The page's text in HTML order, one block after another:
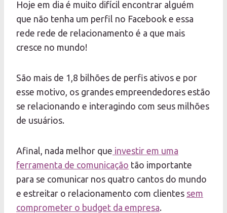
Hoje em dia é muito difícil encontrar alguém
que não tenha um perfil no Facebook e essa
rede rede de relacionamento é a que mais
cresce no mundo!
São mais de 1,8 bilhões de perfis ativos e por
esse motivo, os grandes empreendedores estão
se relacionando e interagindo com seus milhões
de usuários.
Afinal, nada melhor que investir em uma
ferramenta de comunicação tão importante
para se comunicar nos quatro cantos do mundo
e estreitar o relacionamento com clientes sem
comprometer o budget da empresa.